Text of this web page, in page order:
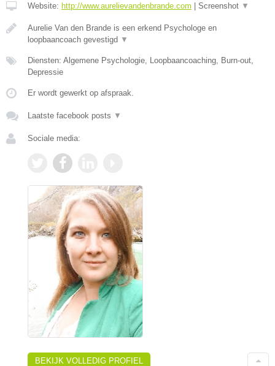
Website: http://www.aurelievandenbrande.com | Screenshot ▼
Aurelie Van den Brande is een erkend Psychologe en
loopbaancoach gevestigd ▼
Diensten: Algemene Psychologie, Loopbaancoaching, Burn-out,
Depressie
Er wordt gewerkt op afspraak.
Laatste facebook posts ▼
Sociale media:
BEKIJK VOLLEDIG PROFIEL